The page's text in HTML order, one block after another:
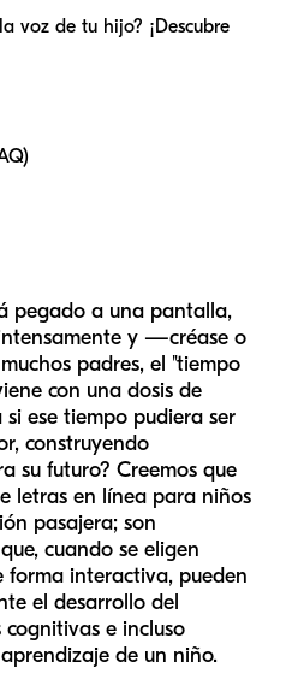
voz de tu hijo? ¡Descubre
pegado a una pantalla,
y —créase o
padres, el "tiempo
con una dosis de
ese tiempo pudiera ser
construyendo
su futuro? Creemos que
letras en línea para niños
pasajera; son
cuando se eligen
forma interactiva, pueden
el desarrollo del
cognitivas e incluso
de un niño.